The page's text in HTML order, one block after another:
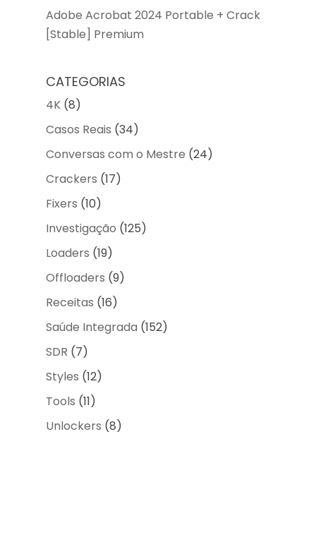
Adobe Acrobat 2024 Portable + Crack
[Stable] Premium
CATEGORIAS
4K(8)
Casos Reais (34)
Conversas com o Mestre (24)
Crackers (17)
Fixers (10)
Investigação (125)
Loaders (19)
Offloaders (9)
Receitas (16)
Saúde Integrada (152)
SDR (7)
Styles (12)
Tools (11)
Unlockers (8)